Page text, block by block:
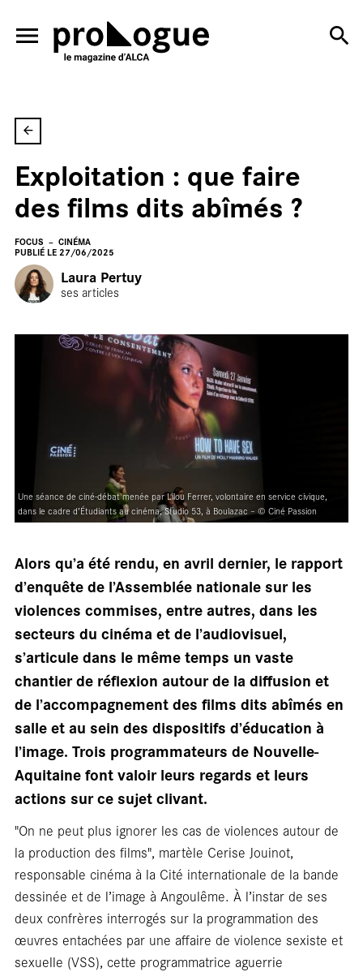
ALLER AU CONTENU PRINCIPAL
Exploitation : que faire
des films dits abîmés ?
FOCUS
CINÉMA
PUBLIÉ LE 27/06/2025
Laura Pertuy
ses articles
Une séance de ciné-débat menée par Lilou Ferrer, volontaire en service civique,
dans le cadre d’Étudiants au cinéma, Studio 53, à Boulazac – © Ciné Passion
Alors qu’a été rendu, en avril dernier, le rapport
d’enquête de l’Assemblée nationale sur les
violences commises, entre autres, dans les
secteurs du cinéma et de l’audiovisuel,
s’articule dans le même temps un vaste
chantier de réflexion autour de la diffusion et
de l’accompagnement des films dits abîmés en
salle et au sein des dispositifs d’éducation à
l’image. Trois programmateurs de Nouvelle-
Aquitaine font valoir leurs regards et leurs
actions sur ce sujet clivant.
"On ne peut plus ignorer les cas de violences autour de
la production des films", martèle Cerise Jouinot,
responsable cinéma à la Cité internationale de la bande
dessinée et de l’image à Angoulême. À l’instar de ses
deux confrères interrogés sur la programmation des
œuvres entachées par une affaire de violence sexiste et
sexuelle (VSS), cette programmatrice aguerrie